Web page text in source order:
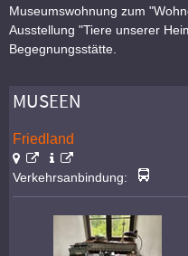
Museumswohnung zum
Ausstellung "Tiere unserer
Begegnungsstätte.
MUSEEN
Friedland
Verkehrsanbindung: